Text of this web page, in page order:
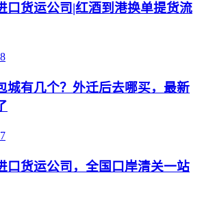
口货运公司|红酒到港换单提货流
城有几个？外迁后去哪买，最新
口货运公司，全国口岸清关一站